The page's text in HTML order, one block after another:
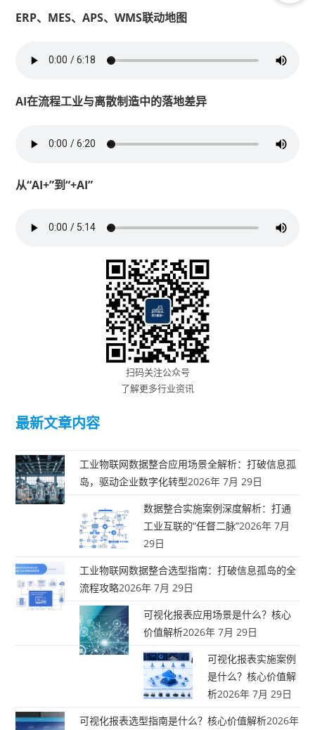
ERP、MES、APS、WMS联动地图
AI在流程工业与离散制造中的落地差异
从“AI+”到“+AI”
扫码关注公众号
了解更多行业资讯
最新文章内容
工业物联网数据整合应用场景全解析：打破信息孤
岛，驱动企业数字化转型2026年 7月 29日
数据整合实施案例深度解析：打通
工业互联的“任督二脉”2026年 7月
29日
工业物联网数据整合选型指南：打破信息孤岛的全
流程攻略2026年 7月 29日
可视化报表应用场景是什么？核心
价值解析2026年 7月 29日
可视化报表实施案例
是什么？核心价值解
析2026年 7月 29日
可视化报表选型指南是什么？核心价值解析2026年